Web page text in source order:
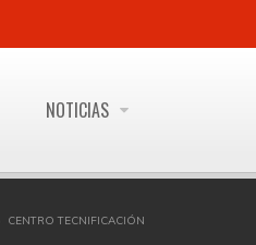
NOTICIAS
CENTRO TECNIFICACIÓN